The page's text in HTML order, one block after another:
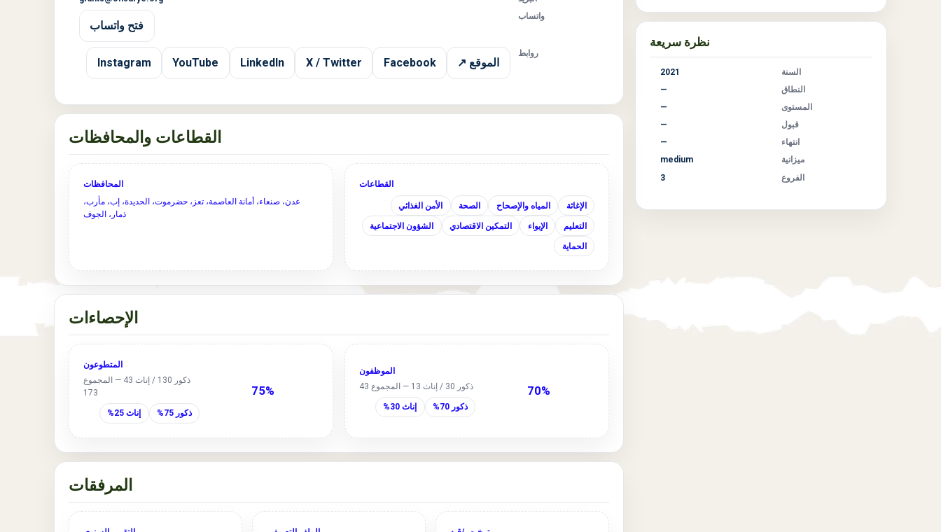
نظرة سريعة
السنة
2021
النطاق
—
المستوى
—
قبول
—
انتهاء
—
ميزانية
medium
الفروع
3
واتساب
فتح واتساب
روابط
الموقع ↗ Facebook
X / Twitter
LinkedIn
YouTube
Instagram
القطاعات والمحافظات
القطاعات
الإغاثة المياه والإصحاح الصحة الأمن الغذائي
التعليم الإيواء التمكين الاقتصادي الشؤون الاجتماعية
الحماية
المحافظات
عدن، صنعاء، أمانة العاصمة، تعز، حضرموت، الحديدة، إب، مأرب،
ذمار، الجوف
الإحصاءات
70%
الموظفون
ذكور 30 / إناث 13 — المجموع 43
ذكور 70% إناث 30%
75%
المتطوعون
ذكور 130 / إناث 43 — المجموع
173
ذكور 75% إناث 25%
المرفقات